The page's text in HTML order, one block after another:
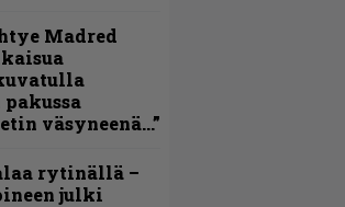
Madred
väsyneenä…”
rytinällä –
julki